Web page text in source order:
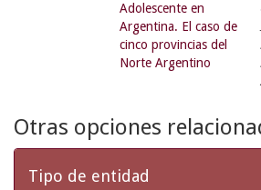
Adolescente en
Argentina. El caso de
cinco provincias del
Norte Argentino
Otras opciones
Tipo de entidad